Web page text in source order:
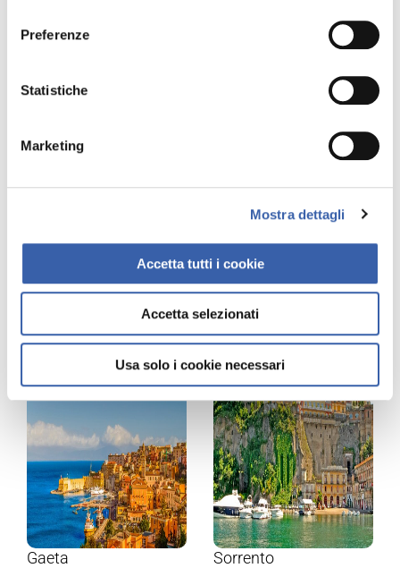
Preferenze
Statistiche
Marketing
Mostra dettagli
Accetta tutti i cookie
Accetta selezionati
Usa solo i cookie necessari
Gaeta Sorrento